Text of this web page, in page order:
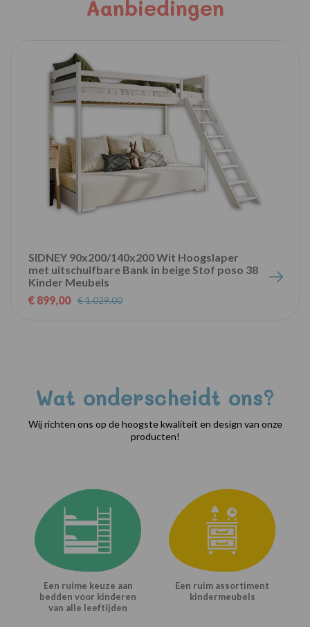
Aanbiedingen
SIDNEY 90x200/140x200 Wit Hoogslaper
met uitschuifbare Bank in beige Stof poso 38
Kinder Meubels
€ 899,00
€ 1.029,00
Wat onderscheidt ons?
Wij richten ons op de hoogste kwaliteit en design van onze
producten!
Een ruime keuze aan
bedden voor kinderen
van alle leeftijden
Een ruim assortiment
kindermeubels